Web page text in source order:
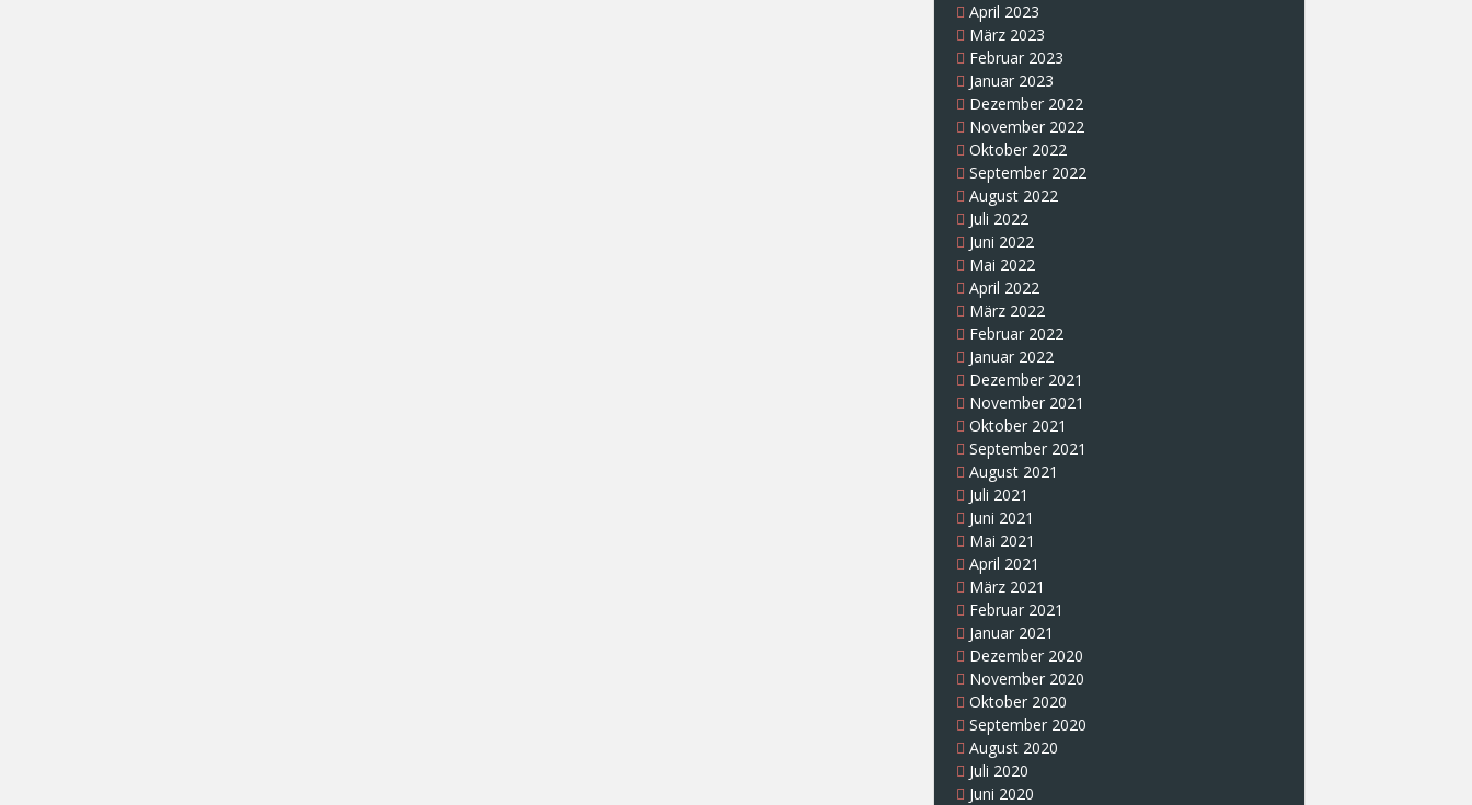
April 2023
März 2023
Februar 2023
Januar 2023
Dezember 2022
November 2022
Oktober 2022
September 2022
August 2022
Juli 2022
Juni 2022
Mai 2022
April 2022
März 2022
Februar 2022
Januar 2022
Dezember 2021
November 2021
Oktober 2021
September 2021
August 2021
Juli 2021
Juni 2021
Mai 2021
April 2021
März 2021
Februar 2021
Januar 2021
Dezember 2020
November 2020
Oktober 2020
September 2020
August 2020
Juli 2020
Juni 2020